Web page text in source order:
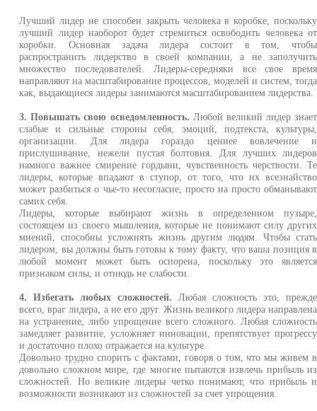
Лучший лидер не способен закрыть человека в коробке, поскольку
лучший лидер наоборот будет стремиться освободить человека от
коробки. Основная задача лидера состоит в том, чтобы
распространить лидерство в своей компании, а не заполучить
множество последователей. Лидеры-середняки все свое время
направляют на масштабирование процессов, моделей и систем, тогда
как, выдающиеся лидеры занимаются масштабированием лидерства.
3. Повышать свою осведомленность. Любой великий лидер знает
слабые и сильные стороны себя, эмоций, подтекста, культуры,
организации. Для лидера гораздо ценнее вовлечение и
прислушивание, нежели пустая болтовня. Для лучших лидеров
намного важнее смирение гордыни, чувственность черствости. Те
лидеры, которые впадают в ступор, от того, что их всезнайство
может разбиться о чье-то несогласие, просто на просто обманывают
самих себя.
Лидеры, которые выбирают жизнь в определенном пузыре,
состоящем из своего мышления, которые не понимают силу других
мнений, способны усложнять жизнь другим людям. Чтобы стать
лидером, вы должны быть готовы к тому факту, что ваша позиция в
любой момент может быть оспорена, поскольку это является
признаком силы, и отнюдь не слабости.
4. Избегать любых сложностей. Любая сложность это, прежде
всего, враг лидера, а не его друг. Жизнь великого лидера направлена
на устранение, либо упрощение всего сложного. Любая сложность
замедляет развитие, усложняет инновации, препятствует прогрессу
и достаточно плохо отражается на культуре.
Довольно трудно спорить с фактами, говоря о том, что мы живем в
довольно сложном мире, где многие пытаются извлечь прибыль из
сложностей. Но великие лидеры четко понимают, что прибыль и
возможности возникают из сложностей за счет упрощения.